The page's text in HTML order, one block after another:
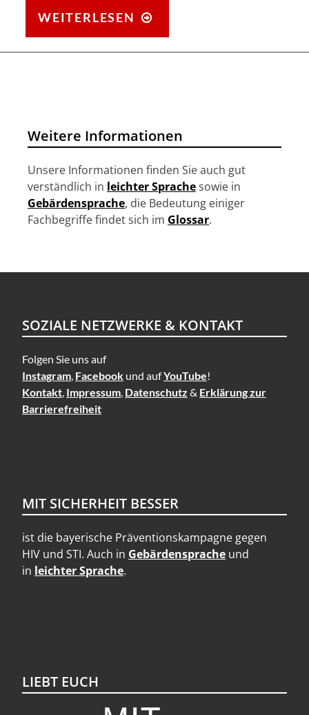
WEITERLESEN
UND
POLYAMORIE
Weitere Informationen
Unsere Informationen finden Sie auch gut
verständlich in leichter Sprachesowie in
Gebärdensprache, die Bedeutung einiger
Fachbegriffe findet sich im Glossar.
SOZIALE NETZWERKE & KONTAKT
Folgen Sie uns auf
Instagram Facebook und aufYouTube!
Kontakt Impressum Datenschutz & Erklärung zur
Barrierefreiheit
MIT SICHERHEIT BESSER
ist die bayerische Präventionskampagne gegen
HIV und STI. Auch in Gebärdensprache und
in leichter Sprache.
LIEBT EUCH